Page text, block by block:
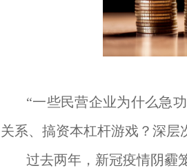
“一些民营企业为什么急
关系、搞资本杠杆游戏？深层
过去两年，新冠疫情阴霾